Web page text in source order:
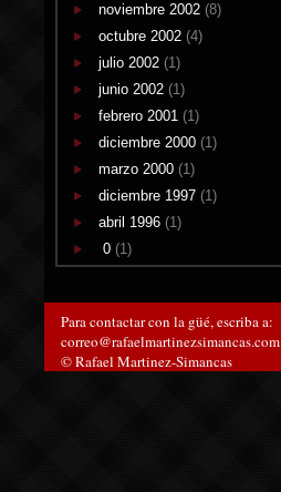
noviembre 2002 (8)
octubre 2002 (4)
julio 2002 (1)
junio 2002 (1)
febrero 2001 (1)
diciembre 2000 (1)
marzo 2000 (1)
diciembre 1997 (1)
abril 1996 (1)
0 (1)
Para contactar con la güé, escriba a:
correo@rafaelmartinezsimancas.com
© Rafael Martinez-Simancas